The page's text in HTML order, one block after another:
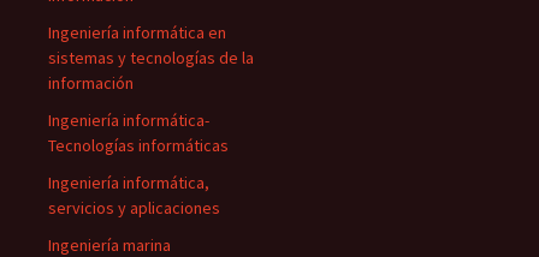
Ingeniería informática en
sistemas y tecnologías de la
información
Ingeniería informática-
Tecnologías informáticas
Ingeniería informática,
servicios y aplicaciones
Ingeniería marina